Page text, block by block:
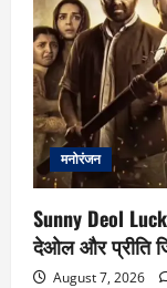
मनोरंजन
Sunny Deol
देओल और प्रीति
August 7, 2026